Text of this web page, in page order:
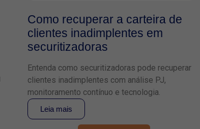
Como recuperar a carteira de
clientes inadimplentes em
securitizadoras
Entenda como securitizadoras pode recuperar
clientes inadimplentes com análise PJ,
monitoramento contínuo e tecnologia.
Leia mais